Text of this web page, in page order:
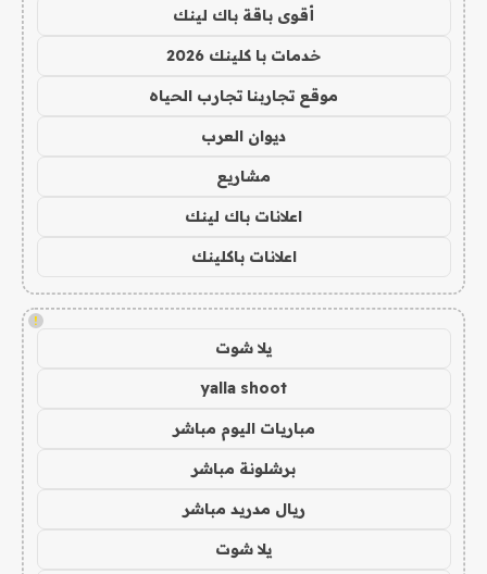
أقوى باقة باك لينك
خدمات با كلينك 2026
موقع تجاربنا تجارب الحياه
ديوان العرب
مشاريع
اعلانات باك لينك
اعلانات باكلينك
!
يلا شوت
yalla shoot
مباريات اليوم مباشر
برشلونة مباشر
ريال مدريد مباشر
يلا شوت